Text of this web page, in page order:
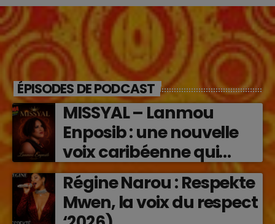
ÉPISODES DE PODCAST
MISSYAL – Lanmou
Enposib : une nouvelle
voix caribéenne qui
transforme les émotions
en musique (2026)
Régine Narou : Respekte
Mwen, la voix du respect